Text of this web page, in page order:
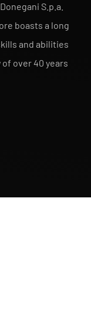
S.p.a.
boasts a long
and abilities
over 40 years